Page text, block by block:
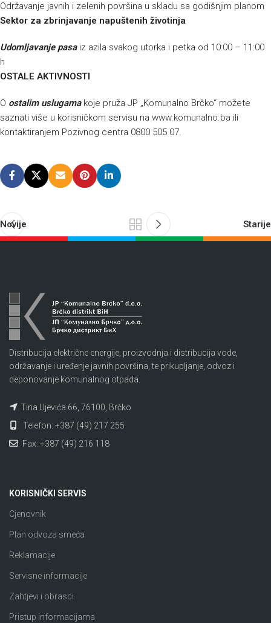
Održavanje javnih i zelenih površina u skladu sa godišnjim planom
Sektor za zbrinjavanje napuštenih životinja
Udomljavanje pasaiz azila svakog utorka i petka od 10:00 – 11:00
h
OSTALE AKTIVNOSTI
O ostalim uslugamakoje pruža JP „Komunalno Brčko“ možete
saznati više u korisničkom servisu na www.komunalno.ba ili
kontaktiranjem Pozivnog centra 0800 505 07.
Novije Starije
Distribucija električne energije, proizvodnja i distribucija vode,
održavanje i uređenje javnih površina, te prikupljanje, odvoz i
deponovanje komunalnog otpada.
Tina Ujevića 66, 76100, Brčko
Telefon: +387 (49) 217 255
Fax: +387 (49) 216 118
KORISNIČKI SERVIS
Cjenovnik
Plan odvoza smeća
Reklamacije
Servisne informacije
Zahtjevi i obrasci
Pristup informacijama